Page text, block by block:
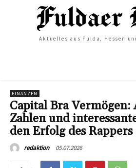
Aktuelles aus Fulda, Hessen
FINANZEN
Capital Bra Vermögen:
Zahlen und
den Erfolg des Rappers
redaktion 05.07.2026